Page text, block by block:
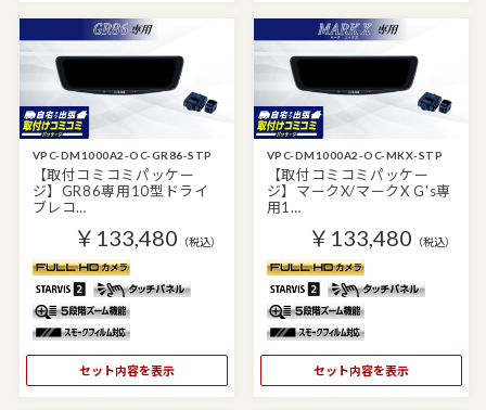
VPC-DM1000A2-OC-GR86-STP
【取付コミコミパッケー
ジ】GR86専用10型ドライ
ブレコ…
￥133,480 （税込）
セット内容を表示
VPC-DM1000A2-OC-MKX-STP
【取付コミコミパッケー
ジ】マークX/マークX G's専
用1…
￥133,480 （税込）
セット内容を表示